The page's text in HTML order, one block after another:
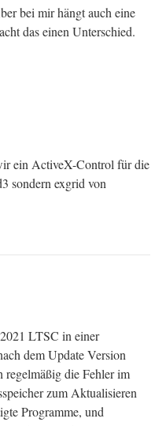
bei mir hängt auch eine
das einen Unterschied.
ein ActiveX-Control für die
sondern exgrid von
LTSC in einer
dem Update Version
die Fehler im
zum Aktualisieren
Programme, und